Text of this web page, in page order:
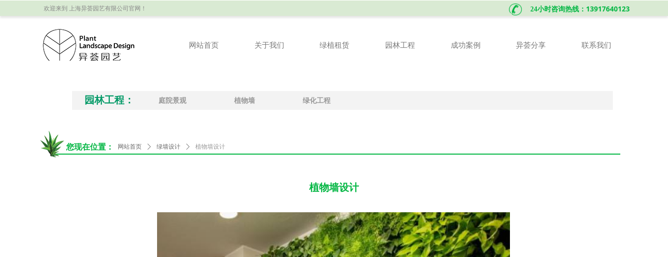
欢迎来到 上海异荟园艺有限公司官网！ 24小时咨询热线： 13917640123
庭院景观 植物墙 绿化工程
园林工程：
网站首页 关于我们 绿植租赁 园林工程 成功案例 异荟分享 联系我们
网站首页 ꄲ 绿墙设计 ꄲ 植物墙设计
您现在位置：
植物墙设计